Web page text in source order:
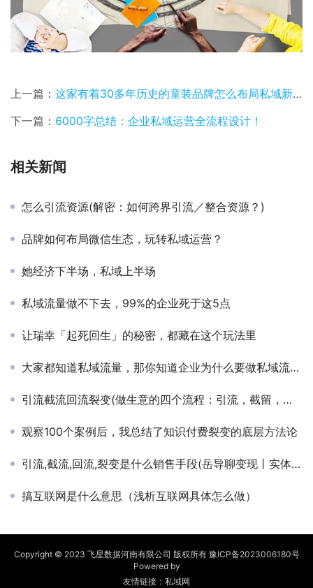
上一篇： 这家有着30多年历史的童装品牌怎么布局私域新零售模式？
下一篇： 6000字总结：企业私域运营全流程设计！
相关新闻
怎么引流资源(解密：如何跨界引流／整合资源？)
品牌如何布局微信生态，玩转私域运营？
她经济下半场，私域上半场
私域流量做不下去，99%的企业死于这5点
让瑞幸「起死回生」的秘密，都藏在这个玩法里
大家都知道私域流量，那你知道企业为什么要做私域流量吗？
引流截流回流裂变(做生意的四个流程：引流，截留，回流，裂变！学习笔记，熟记在心)
观察100个案例后，我总结了知识付费裂变的底层方法论
引流,截流,回流,裂变是什么销售手段(岳导聊变现丨实体店如何引流)
搞互联网是什么意思（浅析互联网具体怎么做）
Copyright © 2023 飞星数据河南有限公司 版权所有 豫ICP备2023006180号
Powered by
友情链接： 私域网